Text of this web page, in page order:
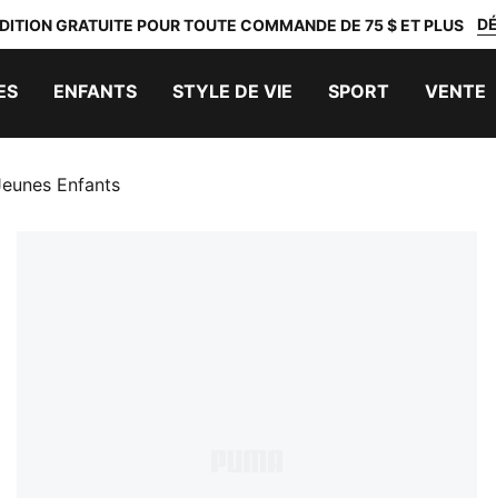
GRATUITE POUR TOUTE COMMANDE DE 75 $ ET PLUS
ENFANTS STYLE DE VIE SPORT VENTE
Enfants